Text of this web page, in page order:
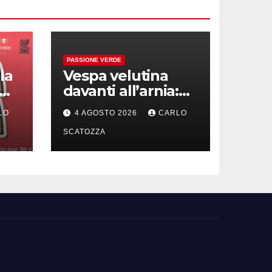
PASSIONE VERDE
Vespa velutina
davanti all’arnia:
scarica video da
TikTok prima che
il post sparisca
4 AGOSTO 2026 CARLO
SCATOZZA